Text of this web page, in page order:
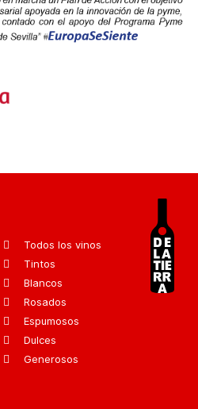
Todos los vinos
Tintos
Blancos
Rosados
Espumosos
Dulces
Generosos